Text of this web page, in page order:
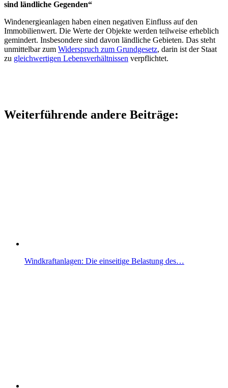
sind ländliche Gegenden“
Windenergieanlagen haben einen negativen Einfluss auf den
Immobilienwert. Die Werte der Objekte werden teilweise erheblich
gemindert. Insbesondere sind davon ländliche Gebieten. Das steht
unmittelbar zum Widerspruch zum Grundgesetz, darin ist der Staat
zu gleichwertigen Lebensverhältnissen verpflichtet.
Weiterführende andere Beiträge:
Windkraftanlagen: Die einseitige Belastung des…